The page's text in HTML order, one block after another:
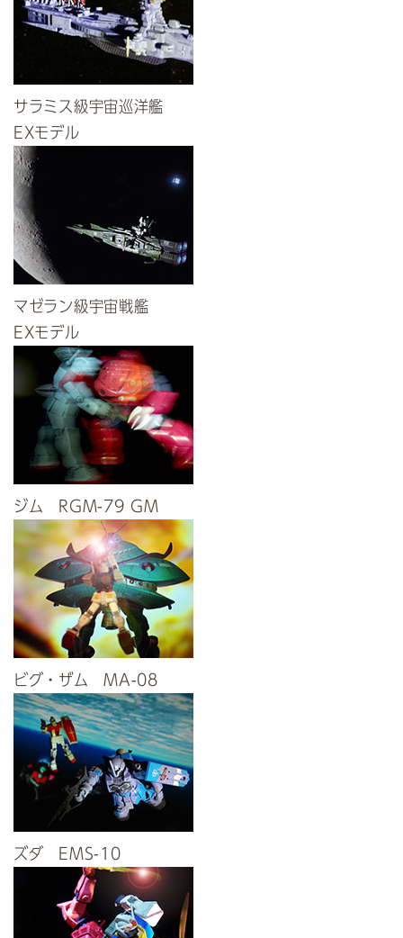
サラミス級宇宙巡洋艦
EXモデル
マゼラン級宇宙戦艦
EXモデル
ジム RGM-79 GM
ビグ・ザム MA-08
ズダ EMS-10